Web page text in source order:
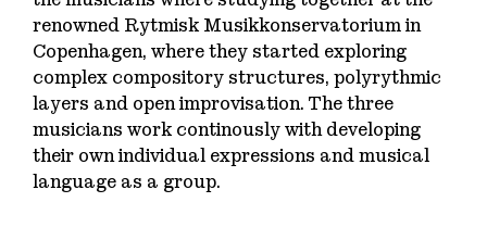
renowned Rytmisk Musikkonservatorium in
Copenhagen, where they started exploring
complex compository structures, polyrythmic
layers and open improvisation. The three
musicians work continously with developing
their own individual expressions and musical
language as a group.